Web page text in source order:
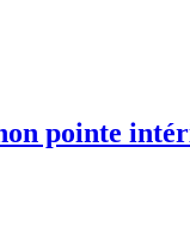
pointe